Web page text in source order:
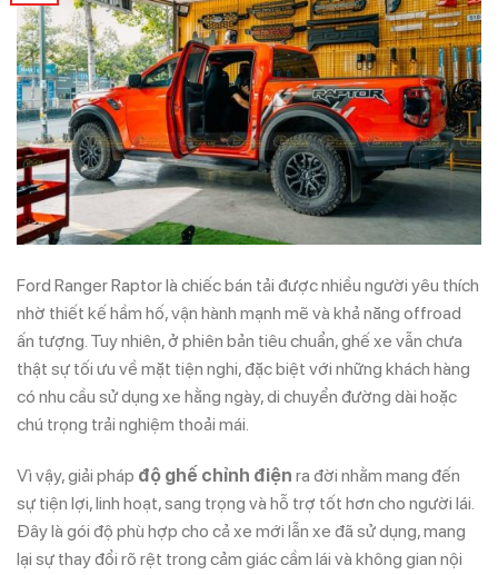
Ford Ranger Raptor là chiếc bán tải được nhiều người yêu thích
nhờ thiết kế hầm hố, vận hành mạnh mẽ và khả năng offroad
ấn tượng. Tuy nhiên, ở phiên bản tiêu chuẩn, ghế xe vẫn chưa
thật sự tối ưu về mặt tiện nghi, đặc biệt với những khách hàng
có nhu cầu sử dụng xe hằng ngày, di chuyển đường dài hoặc
chú trọng trải nghiệm thoải mái.
Vì vậy, giải pháp độ ghế chỉnh điện ra đời nhằm mang đến
sự tiện lợi, linh hoạt, sang trọng và hỗ trợ tốt hơn cho người lái.
Đây là gói độ phù hợp cho cả xe mới lẫn xe đã sử dụng, mang
lại sự thay đổi rõ rệt trong cảm giác cầm lái và không gian nội